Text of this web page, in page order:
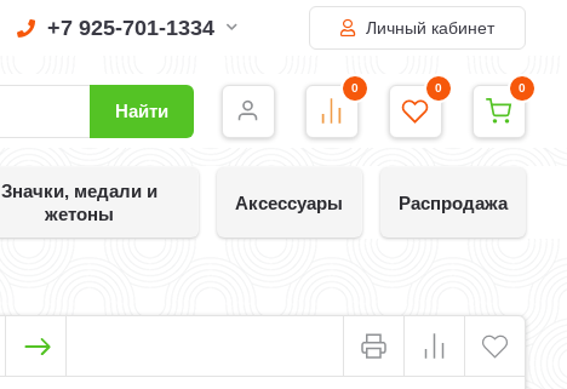
+7 925-701-1334 Личный кабинет
Найти
0 0 0
Значки, медали и
жетоны
Аксессуары Распродажа